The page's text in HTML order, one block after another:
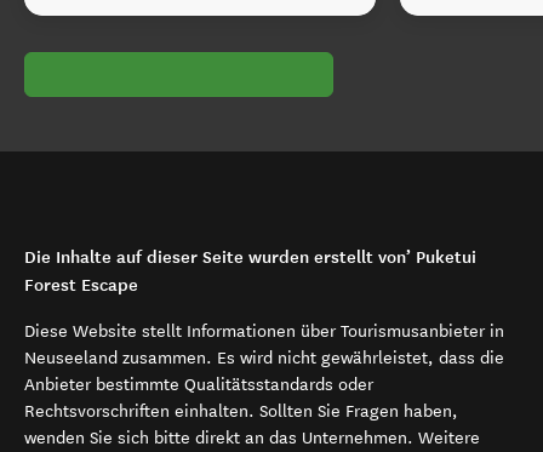
Die Inhalte auf dieser Seite wurden erstellt von’ Puketui
Forest Escape
Diese Website stellt Informationen über Tourismusanbieter in
Neuseeland zusammen. Es wird nicht gewährleistet, dass die
Anbieter bestimmte Qualitätsstandards oder
Rechtsvorschriften einhalten. Sollten Sie Fragen haben,
wenden Sie sich bitte direkt an das Unternehmen. Weitere